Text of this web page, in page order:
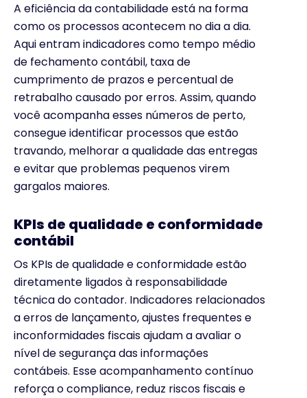
A eficiência da contabilidade está na forma
como os processos acontecem no dia a dia.
Aqui entram indicadores como tempo médio
de fechamento contábil, taxa de
cumprimento de prazos e percentual de
retrabalho causado por erros. Assim, quando
você acompanha esses números de perto,
consegue identificar processos que estão
travando, melhorar a qualidade das entregas
e evitar que problemas pequenos virem
gargalos maiores.
KPIs de qualidade e conformidade
contábil
Os KPIs de qualidade e conformidade estão
diretamente ligados à responsabilidade
técnica do contador. Indicadores relacionados
a erros de lançamento, ajustes frequentes e
inconformidades fiscais ajudam a avaliar o
nível de segurança das informações
contábeis. Esse acompanhamento contínuo
reforça o compliance, reduz riscos fiscais e